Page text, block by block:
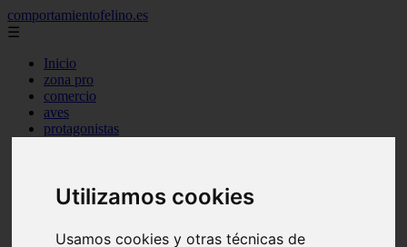
Utilizamos cookies
Usamos cookies y otras técnicas de
comportamientofelino.es
☰
Inicio
zona pro
comercio
aves
protagonistas
articulos
canal tv
novedades